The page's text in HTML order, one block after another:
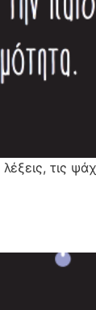
τις